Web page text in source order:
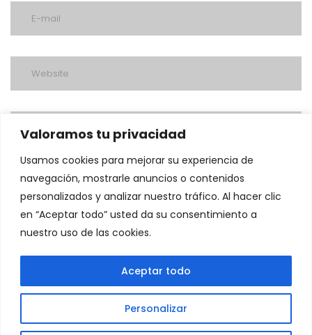
Valoramos tu privacidad
Usamos cookies para mejorar su experiencia de
navegación, mostrarle anuncios o contenidos
personalizados y analizar nuestro tráfico. Al hacer clic
en “Aceptar todo” usted da su consentimiento a
nuestro uso de las cookies.
Personalizar
Aceptar todo
post a comment